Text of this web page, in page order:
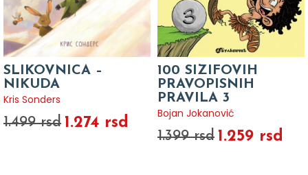
SLIKOVNICA –
NIKUDA
Kris Sonders
1.499 rsd 1.274 rsd
100 SIZIFOVIH
PRAVOPISNIH
PRAVILA 3
Bojan Jokanović
1.399 rsd 1.259 rsd